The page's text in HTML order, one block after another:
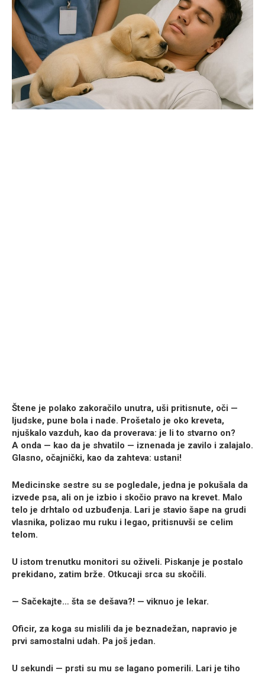
Štene je polako zakoračilo unutra, uši pritisnute, oči —
ljudske, pune bola i nade. Prošetalo je oko kreveta,
njuškalo vazduh, kao da proverava: je li to stvarno on?
A onda — kao da je shvatilo — iznenada je zavilo i zalajalo.
Glasno, očajnički, kao da zahteva: ustani!
Medicinske sestre su se pogledale, jedna je pokušala da
izvede psa, ali on je izbio i skočio pravo na krevet. Malo
telo je drhtalo od uzbuđenja. Lari je stavio šape na grudi
vlasnika, polizao mu ruku i legao, pritisnuvši se celim
telom.
U istom trenutku monitori su oživeli. Piskanje je postalo
prekidano, zatim brže. Otkucaji srca su skočili.
— Sačekajte… šta se dešava?! — viknuo je lekar.
Oficir, za koga su mislili da je beznadežan, napravio je
prvi samostalni udah. Pa još jedan.
U sekundi — prsti su mu se lagano pomerili. Lari je tiho